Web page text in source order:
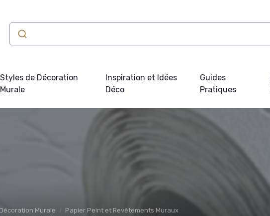
Styles de Décoration
Murale
Inspiration et Idées
Déco
Guides
Pratiques
Murale Papier Peint et Revêtements Muraux